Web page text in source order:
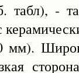
-
мм).